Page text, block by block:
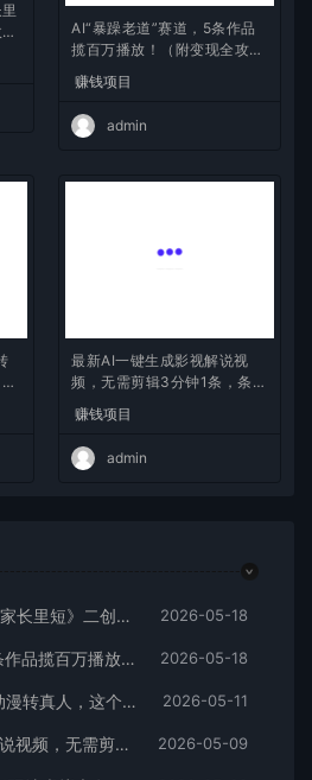
AI“暴躁老道”赛道，5条作品
揽百万播放！（附变现全攻
略）
赚钱项目
admin
最新AI一键生成影视解说视
频，无需剪辑3分钟1条，条条
爆款，多平台变现日入2000
+
赚钱项目
admin
【夯爆了】在头条做《家长里短》二创小故事，这个月收益2w+ 2026-05-18
AI“暴躁老道”赛道，5条作品揽百万播放！（附变现全攻略） 2026-05-18
2026年AI一键生成，动漫转真人，这个月靠这个AI赚了2W+ 2026-05-11
最新AI一键生成影视解说视频，无需剪辑3分钟1条，条条爆款，多平台变现日入2000+ 2026-05-09